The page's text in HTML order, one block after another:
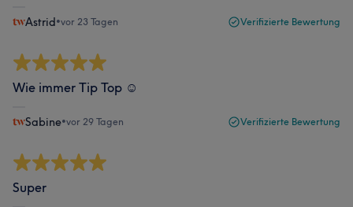
Astrid•vor 23 Tagen Verifizierte Bewertung
Wie immer Tip Top ☺️
Sabine•vor 29 Tagen Verifizierte Bewertung
Super